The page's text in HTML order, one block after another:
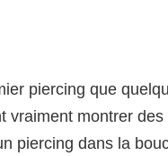
piercing que
vraiment montrer
piercing dans la